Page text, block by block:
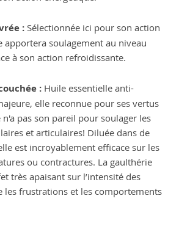
:Sélectionnée ici pour son action
apportera soulagement au niveau
à son action refroidissante.
:Huile essentielle anti-
elle reconnue pour ses vertus
n'a pas son pareil pour soulager les
et articulaires! Diluée dans de
est incroyablement efficace sur les
ou contractures. La gaulthérie
très apaisant sur l’intensité des
les frustrations et les comportements